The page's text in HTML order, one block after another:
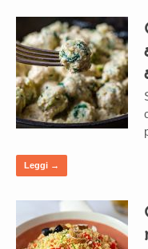
Leggi →